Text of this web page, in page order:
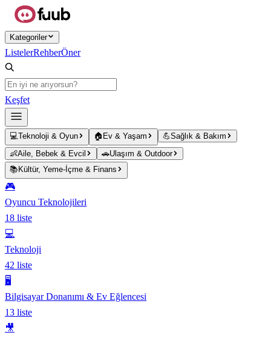
Ana içeriğe atla
Kategoriler
ListelerRehberÖner
Keşfet
💻Teknoloji & Oyun 🏠 Ev & Yaşam 💪Sağlık & Bakım
👶Aile, Bebek & Evcil 🚗Ulaşım & Outdoor
📚 Kültür, Yeme-İçme & Finans
🎮
Oyuncu Teknolojileri
18 liste
💻
Teknoloji
42 liste
🖥️
Bilgisayar Donanımı & Ev Eğlencesi
13 liste
🎥